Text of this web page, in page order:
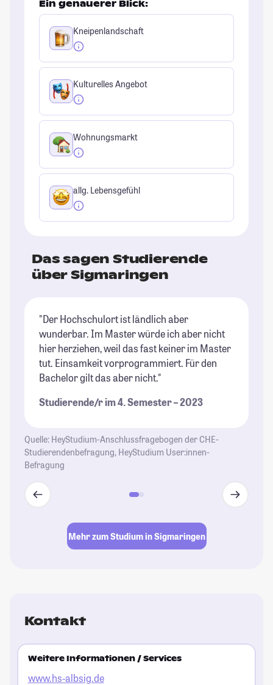
Ein genauerer Blick:
Kneipenlandschaft
Kulturelles Angebot
Wohnungsmarkt
allg. Lebensgefühl
Das sagen Studierende
über Sigmaringen
"Der Hochschulort ist ländlich aber
wunderbar. Im Master würde ich aber nicht
hier herziehen, weil das fast keiner im Master
tut. Einsamkeit vorprogrammiert. Für den
Bachelor gilt das aber nicht."
Studierende/r im 4. Semester – 2023
Quelle: HeyStudium-Anschlussfragebogen der CHE-
Studierendenbefragung, HeyStudium User:innen-
Befragung
Mehr zum Studium in Sigmaringen
Kontakt
Weitere Informationen / Services
www.hs-albsig.de